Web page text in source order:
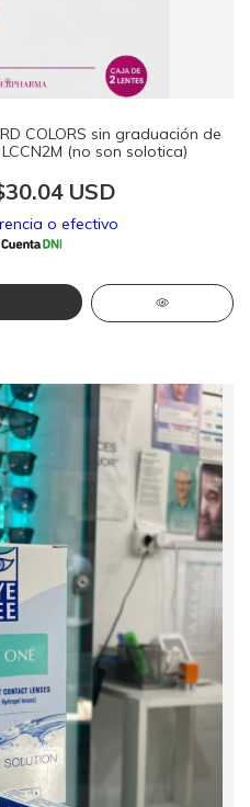
COLORS sin graduación de
(no son solotica)
USD